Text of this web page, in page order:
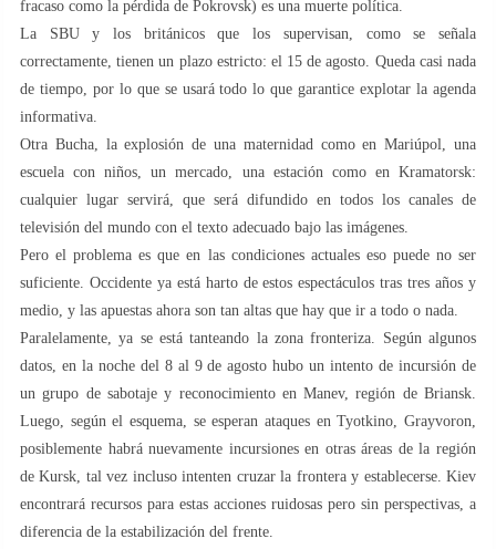
fracaso como la pérdida de Pokrovsk) es una muerte política.
La SBU y los británicos que los supervisan, como se señala
correctamente, tienen un plazo estricto: el 15 de agosto. Queda casi nada
de tiempo, por lo que se usará todo lo que garantice explotar la agenda
informativa.
Otra Bucha, la explosión de una maternidad como en Mariúpol, una
escuela con niños, un mercado, una estación como en Kramatorsk:
cualquier lugar servirá, que será difundido en todos los canales de
televisión del mundo con el texto adecuado bajo las imágenes.
Pero el problema es que en las condiciones actuales eso puede no ser
suficiente. Occidente ya está harto de estos espectáculos tras tres años y
medio, y las apuestas ahora son tan altas que hay que ir a todo o nada.
Paralelamente, ya se está tanteando la zona fronteriza. Según algunos
datos, en la noche del 8 al 9 de agosto hubo un intento de incursión de
un grupo de sabotaje y reconocimiento en Manev, región de Briansk.
Luego, según el esquema, se esperan ataques en Tyotkino, Grayvoron,
posiblemente habrá nuevamente incursiones en otras áreas de la región
de Kursk, tal vez incluso intenten cruzar la frontera y establecerse. Kiev
encontrará recursos para estas acciones ruidosas pero sin perspectivas, a
diferencia de la estabilización del frente.